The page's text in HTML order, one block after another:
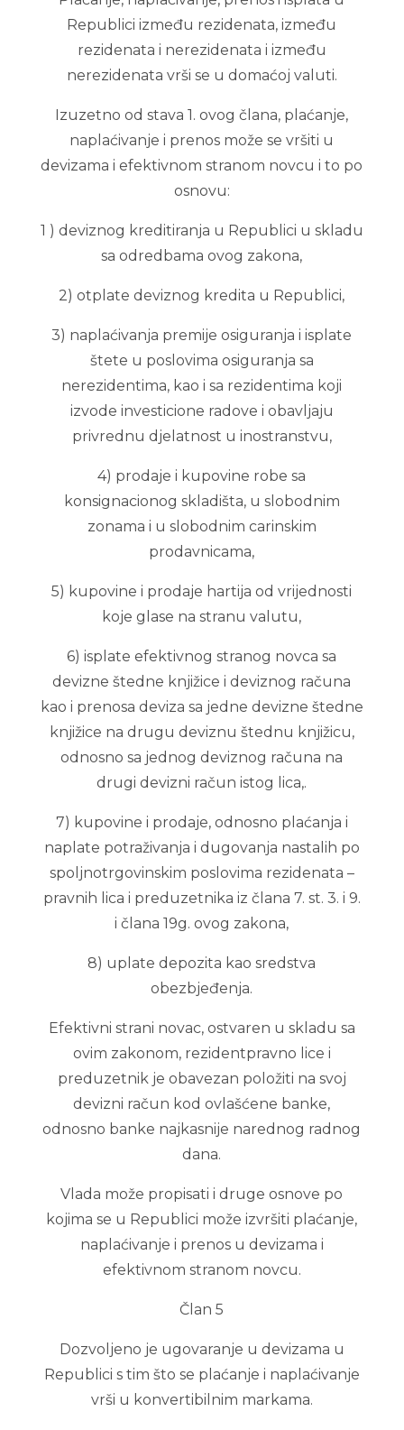
Republici između rezidenata, između
rezidenata i nerezidenata i između
nerezidenata vrši se u domaćoj valuti.
Izuzetno od stava 1. ovog člana, plaćanje,
naplaćivanje i prenos može se vršiti u
devizama i efektivnom stranom novcu i to po
osnovu:
1 ) deviznog kreditiranja u Republici u skladu
sa odredbama ovog zakona,
2) otplate deviznog kredita u Republici,
3) naplaćivanja premije osiguranja i isplate
štete u poslovima osiguranja sa
nerezidentima, kao i sa rezidentima koji
izvode investicione radove i obavljaju
privrednu djelatnost u inostranstvu,
4) prodaje i kupovine robe sa
konsignacionog skladišta, u slobodnim
zonama i u slobodnim carinskim
prodavnicama,
5) kupovine i prodaje hartija od vrijednosti
koje glase na stranu valutu,
6) isplate efektivnog stranog novca sa
devizne štedne knjižice i deviznog računa
kao i prenosa deviza sa jedne devizne štedne
knjižice na drugu deviznu štednu knjižicu,
odnosno sa jednog deviznog računa na
drugi devizni račun istog lica,.
7) kupovine i prodaje, odnosno plaćanja i
naplate potraživanja i dugovanja nastalih po
spoljnotrgovinskim poslovima rezidenata –
pravnih lica i preduzetnika iz člana 7. st. 3. i 9.
i člana 19g. ovog zakona,
8) uplate depozita kao sredstva
obezbjeđenja.
Efektivni strani novac, ostvaren u skladu sa
ovim zakonom, rezidentpravno lice i
preduzetnik je obavezan položiti na svoj
devizni račun kod ovlašćene banke,
odnosno banke najkasnije narednog radnog
dana.
Vlada može propisati i druge osnove po
kojima se u Republici može izvršiti plaćanje,
naplaćivanje i prenos u devizama i
efektivnom stranom novcu.
Član 5
Dozvoljeno je ugovaranje u devizama u
Republici s tim što se plaćanje i naplaćivanje
vrši u konvertibilnim markama.